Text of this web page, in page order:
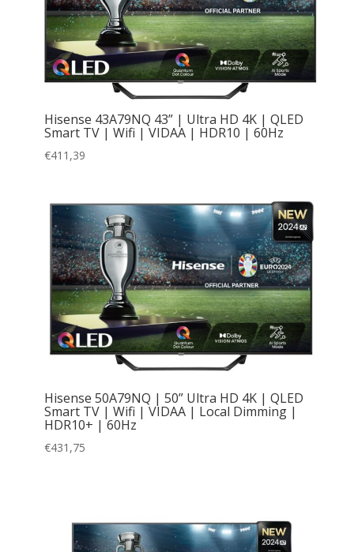
Hisense 43A79NQ 43” | Ultra HD 4K | QLED
Smart TV | Wifi | VIDAA | HDR10 | 60Hz
€411,39
Hisense 50A79NQ | 50” Ultra HD 4K | QLED
Smart TV | Wifi | VIDAA | Local Dimming |
HDR10+ | 60Hz
€431,75